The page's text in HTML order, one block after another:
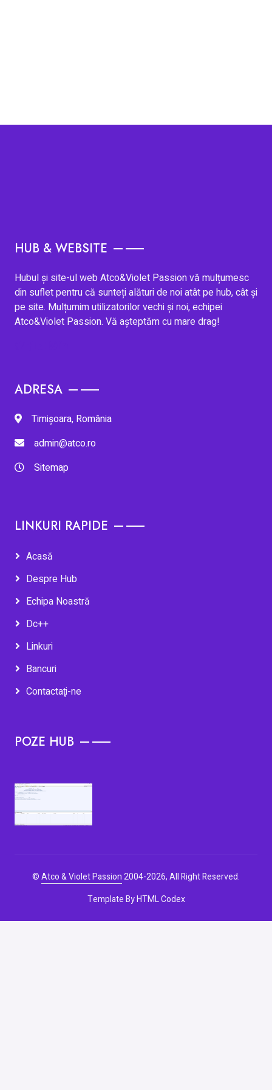
HUB & WEBSITE
Hubul și site-ul web Atco&Violet Passion vă mulțumesc
din suflet pentru că sunteți alături de noi atât pe hub, cât și
pe site. Mulțumim utilizatorilor vechi și noi, echipei
Atco&Violet Passion. Vă așteptăm cu mare drag!
ADRESA
Timișoara, România
admin@atco.ro
Sitemap
LINKURI RAPIDE
Acasă
Despre Hub
Echipa Noastră
Dc++
Linkuri
Bancuri
Contactaţi-ne
POZE HUB
©Atco & Violet Passion2004-2026, All Right Reserved.
Template ByHTML Codex